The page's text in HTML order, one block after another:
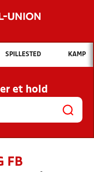
Hvad vil du søge efter?
OG NYHEDER
KLUBBER OG
SPILLESTED KAMP
et hold
FB